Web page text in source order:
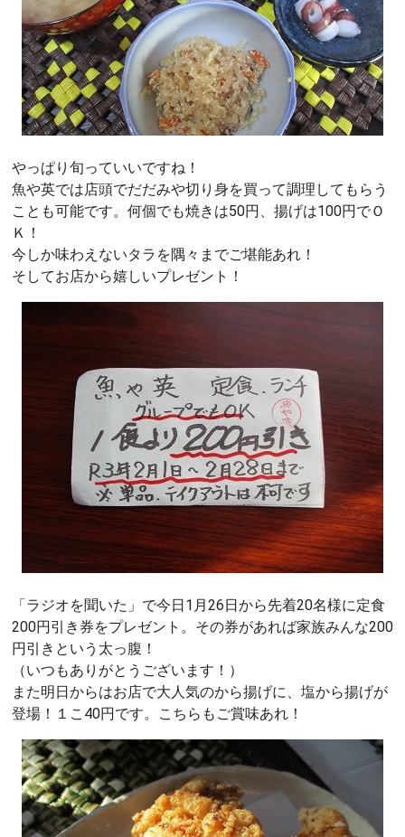
やっぱり旬っていいですね！
魚や英では店頭でだだみや切り身を買って調理してもらう
ことも可能です。何個でも焼きは50円、揚げは100円でＯ
Ｋ！
今しか味わえないタラを隅々までご堪能あれ！
そしてお店から嬉しいプレゼント！
「ラジオを聞いた」で今日1月26日から先着20名様に定食
200円引き券をプレゼント。その券があれば家族みんな200
円引きという太っ腹！
（いつもありがとうございます！）
また明日からはお店で大人気のから揚げに、塩から揚げが
登場！１こ40円です。こちらもご賞味あれ！